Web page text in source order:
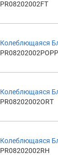
PR08202002FT
Колеблющаяся
Колеблющаяся
PR08202002ORT
Колеблющаяся
PR08202002RH